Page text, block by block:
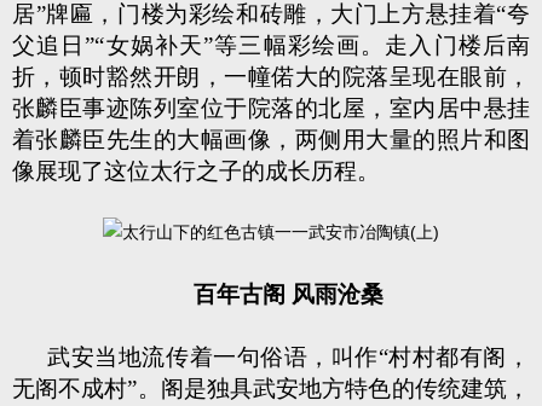
居”牌匾，门楼为彩绘和砖雕，大门上方悬挂着“夸
父追日”“女娲补天”等三幅彩绘画。走入门楼后南
折，顿时豁然开朗，一幢偌大的院落呈现在眼前，
张麟臣事迹陈列室位于院落的北屋，室内居中悬挂
着张麟臣先生的大幅画像，两侧用大量的照片和图
像展现了这位太行之子的成长历程。
百年古阁 风雨沧桑
武安当地流传着一句俗语，叫作“村村都有阁，
无阁不成村”。阁是独具武安地方特色的传统建筑，